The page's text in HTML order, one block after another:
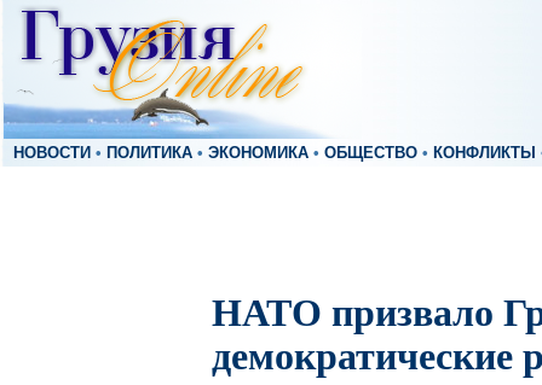
НОВОСТИ • ПОЛИТИКА • ЭКОНОМИКА • ОБЩЕСТВО • КОНФЛИКТЫ
НАТО призвало
демократические